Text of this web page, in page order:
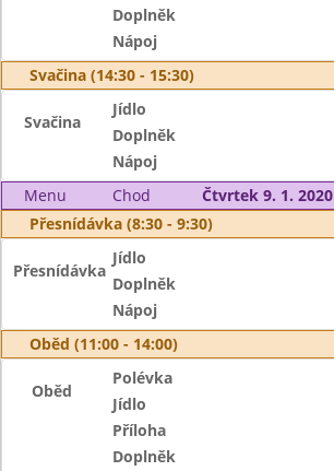
Doplněk
Nápoj
Svačina (14:30 - 15:30)
Svačina
Jídlo
Doplněk
Nápoj
Menu
Chod
Čtvrtek 9. 1. 2020
Přesnídávka (8:30 - 9:30)
Přesnídávka
Jídlo
Doplněk
Nápoj
Oběd (11:00 - 14:00)
Oběd
Polévka
Jídlo
Příloha
Doplněk